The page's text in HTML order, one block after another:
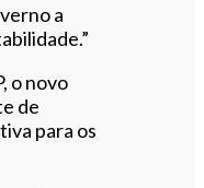
a
o novo
de
para os